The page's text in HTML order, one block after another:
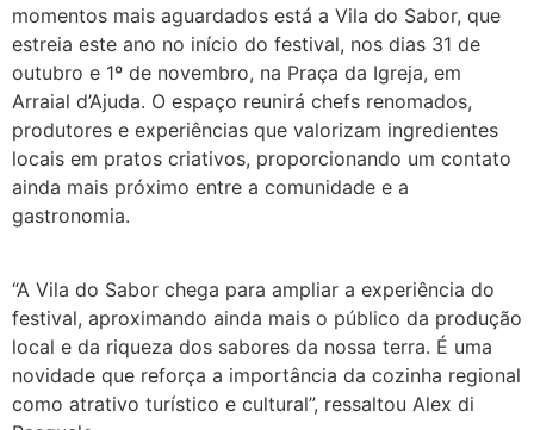
momentos mais aguardados está a Vila do Sabor, que
estreia este ano no início do festival, nos dias 31 de
outubro e 1º de novembro, na Praça da Igreja, em
Arraial d’Ajuda. O espaço reunirá chefs renomados,
produtores e experiências que valorizam ingredientes
locais em pratos criativos, proporcionando um contato
ainda mais próximo entre a comunidade e a
gastronomia.
“A Vila do Sabor chega para ampliar a experiência do
festival, aproximando ainda mais o público da produção
local e da riqueza dos sabores da nossa terra. É uma
novidade que reforça a importância da cozinha regional
como atrativo turístico e cultural”, ressaltou Alex di